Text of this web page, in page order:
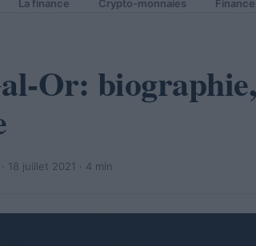
La finance Crypto-monnaies
Or:
· 18 juillet 2021 · 4 min